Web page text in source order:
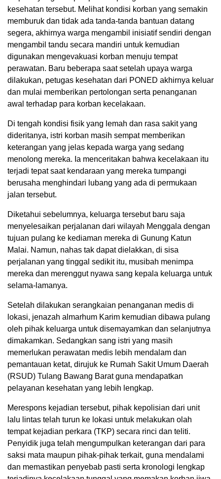
kesehatan tersebut. Melihat kondisi korban yang semakin
memburuk dan tidak ada tanda-tanda bantuan datang
segera, akhirnya warga mengambil inisiatif sendiri dengan
mengambil tandu secara mandiri untuk kemudian
digunakan mengevakuasi korban menuju tempat
perawatan. Baru beberapa saat setelah upaya warga
dilakukan, petugas kesehatan dari PONED akhirnya keluar
dan mulai memberikan pertolongan serta penanganan
awal terhadap para korban kecelakaan.
Di tengah kondisi fisik yang lemah dan rasa sakit yang
dideritanya, istri korban masih sempat memberikan
keterangan yang jelas kepada warga yang sedang
menolong mereka. Ia menceritakan bahwa kecelakaan itu
terjadi tepat saat kendaraan yang mereka tumpangi
berusaha menghindari lubang yang ada di permukaan
jalan tersebut.
Diketahui sebelumnya, keluarga tersebut baru saja
menyelesaikan perjalanan dari wilayah Menggala dengan
tujuan pulang ke kediaman mereka di Gunung Katun
Malai. Namun, nahas tak dapat dielakkan, di sisa
perjalanan yang tinggal sedikit itu, musibah menimpa
mereka dan merenggut nyawa sang kepala keluarga untuk
selama-lamanya.
Setelah dilakukan serangkaian penanganan medis di
lokasi, jenazah almarhum Karim kemudian dibawa pulang
oleh pihak keluarga untuk disemayamkan dan selanjutnya
dimakamkan. Sedangkan sang istri yang masih
memerlukan perawatan medis lebih mendalam dan
pemantauan ketat, dirujuk ke Rumah Sakit Umum Daerah
(RSUD) Tulang Bawang Barat guna mendapatkan
pelayanan kesehatan yang lebih lengkap.
Merespons kejadian tersebut, pihak kepolisian dari unit
lalu lintas telah turun ke lokasi untuk melakukan olah
tempat kejadian perkara (TKP) secara rinci dan teliti.
Penyidik juga telah mengumpulkan keterangan dari para
saksi mata maupun pihak-pihak terkait, guna mendalami
dan memastikan penyebab pasti serta kronologi lengkap